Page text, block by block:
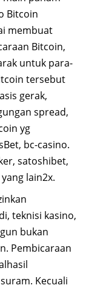
Bitcoin
membuat
Bitcoin,
untuk para-
tersebut
gerak,
spread,
yg
bc-casino.
satoshibet,
lain2x.
teknisi kasino,
bukan
Pembicaraan
Kecuali